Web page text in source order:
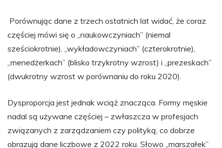
Porównując dane z trzech ostatnich lat widać, że coraz
częściej mówi się o „naukowczyniach” (niemal
sześciokrotnie), „wykładowczyniach” (czterokrotnie),
„menedżerkach” (blisko trzykrotny wzrost) i „prezeskach”
(dwukrotny wzrost w porównaniu do roku 2020).
Dysproporcja jest jednak wciąż znacząca. Formy męskie
nadal są używane częściej – zwłaszcza w profesjach
związanych z zarządzaniem czy polityką, co dobrze
obrazują dane liczbowe z 2022 roku. Słowo „marszałek”